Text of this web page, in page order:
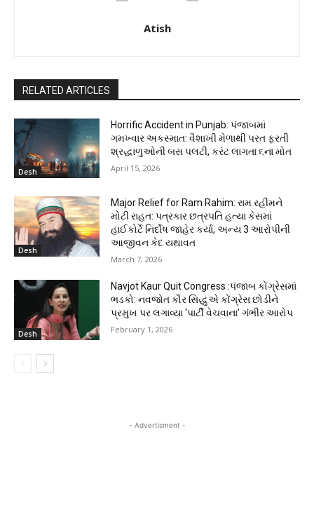
Atish
RELATED ARTICLES
Desh
Horrific Accident in Punjab: પંજાબમાં
ગમખ્વાર અકસ્માત: વૈશાખી મેળાથી પરત ફરતી
શ્રદ્ધાળુઓની બસ પલટી, કરંટ લાગતા ૬ના મોત
April 15, 2026
Desh
Major Relief for Ram Rahim: રામ રહીમને
મોટી રાહત: પત્રકાર છત્રપતિ હત્યા કેસમાં
હાઈકોર્ટે નિર્દોષ જાહેર કર્યા, અન્ય 3 આરોપીની
આજીવન કેદ યથાવત
March 7, 2026
Desh
Navjot Kaur Quit Congress :પંજાબ કોંગ્રેસમાં
ભડકો: નવજોત કૌર સિદ્ધુએ કોંગ્રેસ છોડીને
પ્રમુખ પર લગાવ્યા ‘પાર્ટી વેચવાના’ ગંભીર આરોપ
February 1, 2026
- Advertisment -